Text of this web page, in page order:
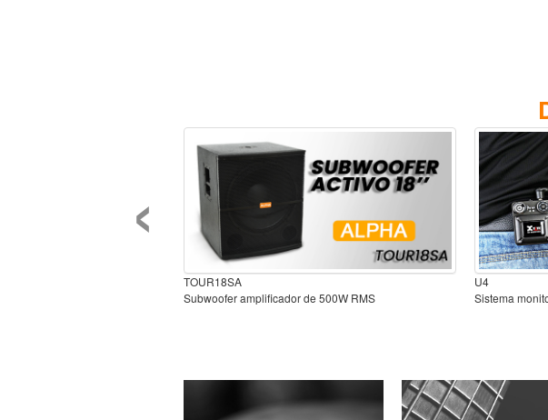
TOUR18SA
Subwoofer amplificador de 500W RMS
U4
Sistema
‹